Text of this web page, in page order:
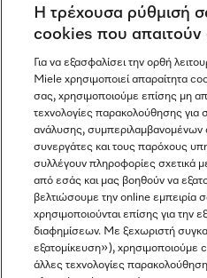
Ανακαλύψτε τα Miele Experience
Newsletter
Miele στο Instagram
Miele στο Facebook
Miele στο Youtube
Η τρέχουσα ρύθμισή
cookies που απαιτούν
Για να εξασφαλίσει την ορθή
Miele χρησιμοποιεί απαραίτητα
σας, χρησιμοποιούμε επίσης μη
τεχνολογίες παρακολούθησης για
ανάλυσης, συμπεριλαμβανομένων
συνεργάτες και τους παρόχους
συλλέγουν πληροφορίες σχετικά
από εσάς και μας βοηθούν να
βελτιώσουμε την online εμπειρία
χρησιμοποιούνται επίσης για την
διαφημίσεων. Με ξεχωριστή
εξατομίκευση»), χρησιμοποιούμε
άλλες τεχνολογίες